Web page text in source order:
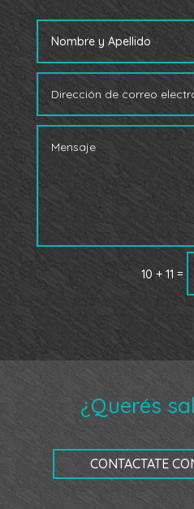
10 + 11 =
¿Querés
CONTACTATE